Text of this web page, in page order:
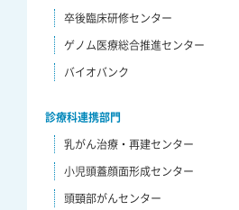
卒後臨床研修センター
ゲノム医療総合推進センター
バイオバンク
診療科連携部門
乳がん治療・再建センター
小児頭蓋顔面形成センター
頭頸部がんセンター